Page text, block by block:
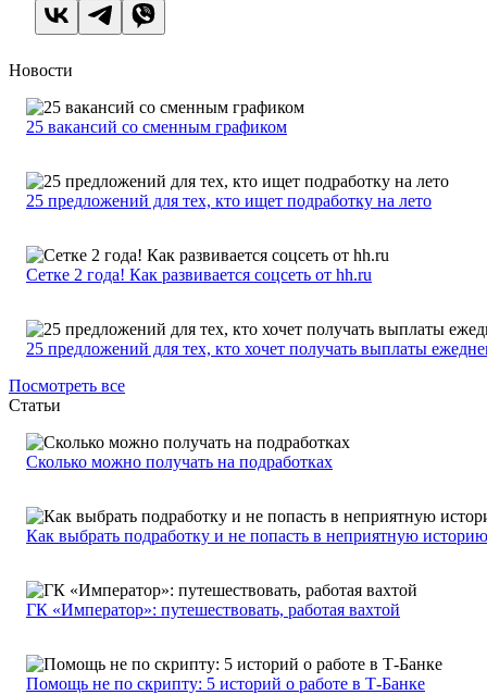
Новости
25 вакансий со сменным графиком
25 предложений для тех, кто ищет подработку на лето
Сетке 2 года! Как развивается соцсеть от hh.ru
25 предложений для тех, кто хочет получать выплаты
Посмотреть все
Статьи
Сколько можно получать на подработках
Как выбрать подработку и не попасть в неприятную историю
ГК «Император»: путешествовать, работая вахтой
Помощь не по скрипту: 5 историй о работе в Т-Банке